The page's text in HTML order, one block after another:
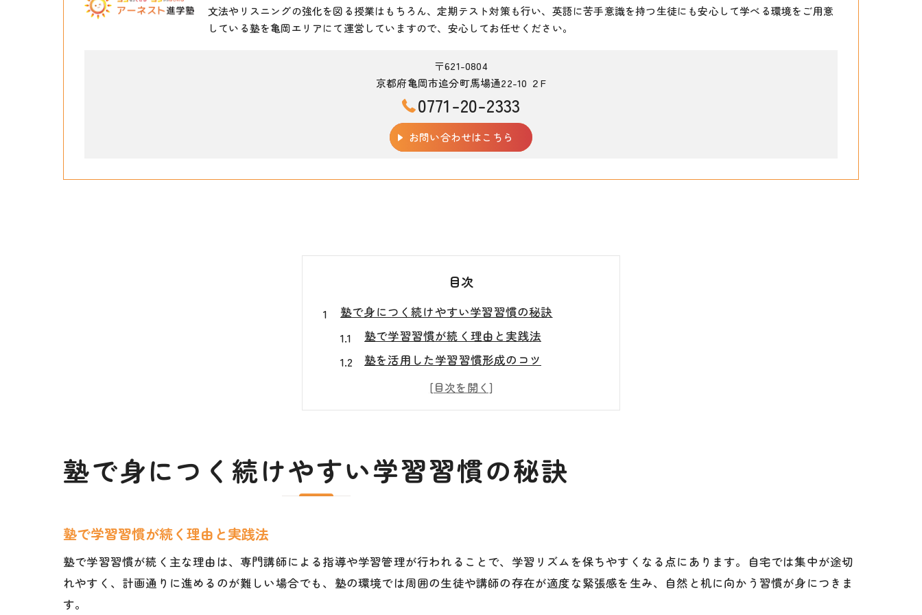
文法やリスニングの強化を図る授業はもちろん、定期テスト対策も行い、英語に苦手意識を持つ生徒にも安心して学べる環境をご用意
している塾を亀岡エリアにて運営していますので、安心してお任せください。
〒621-0804
京都府亀岡市追分町馬場通22-10 ２F
0771-20-2333
お問い合わせはこちら
目次
塾で身につく続けやすい学習習慣の秘訣
塾で学習習慣が続く理由と実践法
塾を活用した学習習慣形成のコツ
無理なく塾で学習習慣を定着させる方法
塾で学ぶ学習習慣の最短ステップ
学習習慣作りに塾環境が効果的な理由
塾の環境が学習習慣に与える影響とは
塾の体制が学習習慣作りに役立つ理由
塾で身につく続けやすい学習習慣の秘訣
塾で学習習慣が続く理由と実践法
塾で学習習慣が続く主な理由は、専門講師による指導や学習管理が行われることで、学習リズムを保ちやすくなる点にあります。自宅では集中が途切
れやすく、計画通りに進めるのが難しい場合でも、塾の環境では周囲の生徒や講師の存在が適度な緊張感を生み、自然と机に向かう習慣が身につきま
す。